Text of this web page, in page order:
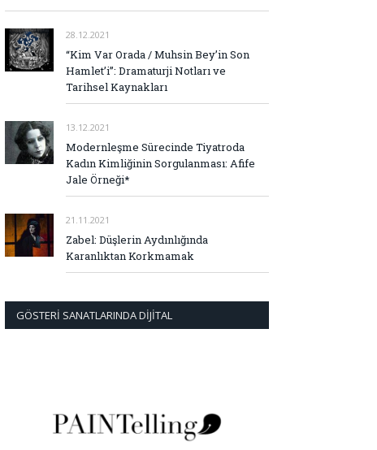
28.12.2021
“Kim Var Orada / Muhsin Bey’in Son
Hamlet’i”: Dramaturji Notları ve
Tarihsel Kaynakları
13.12.2021
Modernleşme Sürecinde Tiyatroda
Kadın Kimliğinin Sorgulanması: Afife
Jale Örneği*
21.11.2021
Zabel: Düşlerin Aydınlığında
Karanlıktan Korkmamak
GÖSTERI SANATLARINDA DIJITAL